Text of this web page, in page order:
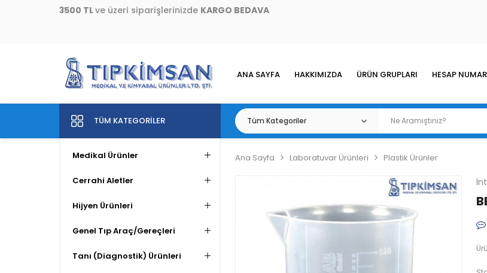
3500 TL ve üzeri siparişlerinizde KARGO BEDAVA
ANA SAYFA HAKKIMIZDA ÜRÜN GRUPLARI HESAP
TÜM KATEGORILER
Medikal Ürünler
Cerrahi Aletler
Hijyen Ürünleri
Genel Tıp Araç/Gereçleri
Tanı (Diagnostik) Ürünleri
Ana Sayfa Laboratuvar Ürünleri Plastik Ürünler